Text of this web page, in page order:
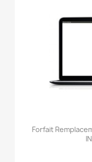
Forfait